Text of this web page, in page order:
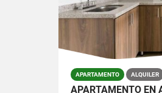
APARTAMENTO ALQUILER